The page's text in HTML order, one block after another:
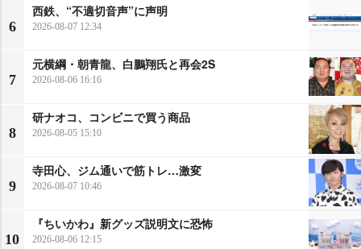
6
西鉄、“不適切音声”に声明
2026-08-07 12:34
7
元横綱・朝青龍、白鵬翔氏と再会2S
2026-08-06 16:16
8
研ナオコ、コンビニで買う商品
2026-08-05 15:10
9
寺田心、ジム通いで筋トレ…激変
2026-08-07 10:46
10
『ちいかわ』新グッズ説明文に恐怖
2026-08-06 12:15